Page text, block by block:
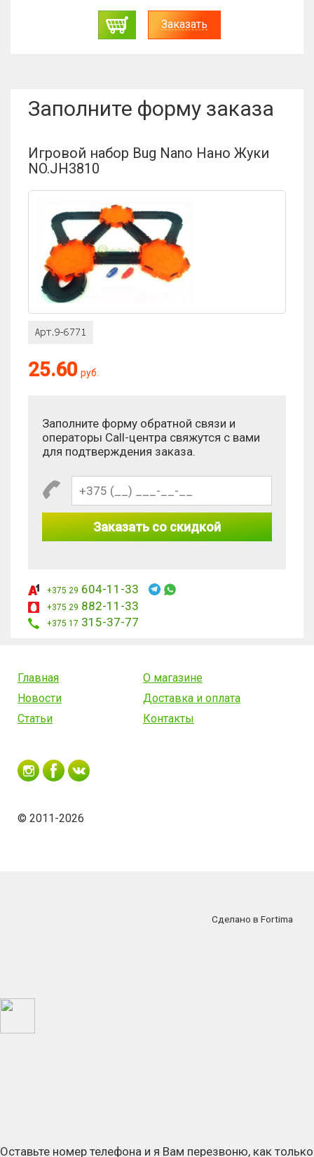
Заполните форму заказа
Игровой набор Bug Nano Нано Жуки
NO.JH3810
25.60 руб.
Заполните форму обратной связи и
операторы Call-центра свяжутся с вами
для подтверждения заказа.
Заказать со скидкой
+375 29 604-11-33
+375 29 882-11-33
+375 17 315-37-77
Главная
О магазине
Новости
Доставка и оплата
Статьи
Контакты
© 2011-2026
Сделано в Fortima
Оставьте номер телефона и я Вам перезвоню, как только